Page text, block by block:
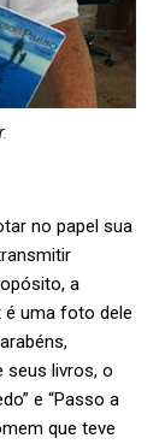
no papel sua
a
é uma foto dele
seus livros, o
e “Passo a
que teve